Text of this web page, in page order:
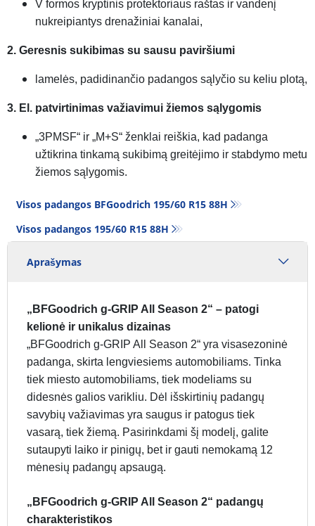
V formos kryptinis protektoriaus raštas ir vandenį
nukreipiantys drenažiniai kanalai,
2. Geresnis sukibimas su sausu paviršiumi
lamelės, padidinančio padangos sąlyčio su keliu plotą,
3. El. patvirtinimas važiavimui žiemos sąlygomis
„3PMSF“ ir „M+S“ ženklai reiškia, kad padanga
užtikrina tinkamą sukibimą greitėjimo ir stabdymo metu
žiemos sąlygomis.
Visos padangos BFGoodrich 195/60 R15 88H
Visos padangos‎ 195/60 R15 88H
Aprašymas
„BFGoodrich g-GRIP All Season 2“ – patogi
kelionė ir unikalus dizainas
„BFGoodrich g-GRIP All Season 2“ yra visasezoninė
padanga, skirta lengviesiems automobiliams. Tinka
tiek miesto automobiliams, tiek modeliams su
didesnės galios varikliu. Dėl išskirtinių padangų
savybių važiavimas yra saugus ir patogus tiek
vasarą, tiek žiemą. Pasirinkdami šį modelį, galite
sutaupyti laiko ir pinigų, bet ir gauti nemokamą 12
mėnesių padangų apsaugą.
„BFGoodrich g-GRIP All Season 2“ padangų
charakteristikos